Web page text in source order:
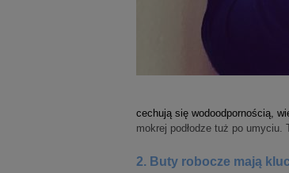
cechują się wodoodpornością,
mokrej podłodze tuż po
2. Buty robocze mają